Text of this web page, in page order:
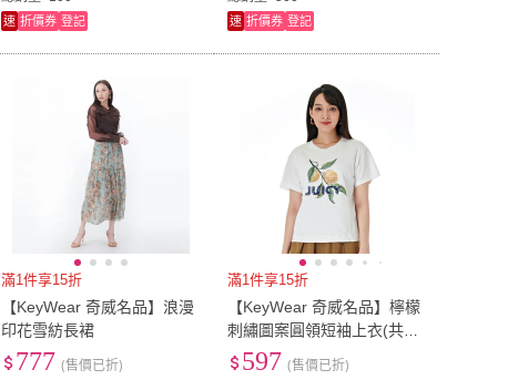
速 折價券 登記 速 折價券 登記
滿1件享15折
【KeyWear 奇威名品】浪漫
印花雪紡長裙
777 (售價已折)
滿1件享15折
【KeyWear 奇威名品】檸檬
刺繡圖案圓領短袖上衣(共2
色)597 (售價已折)